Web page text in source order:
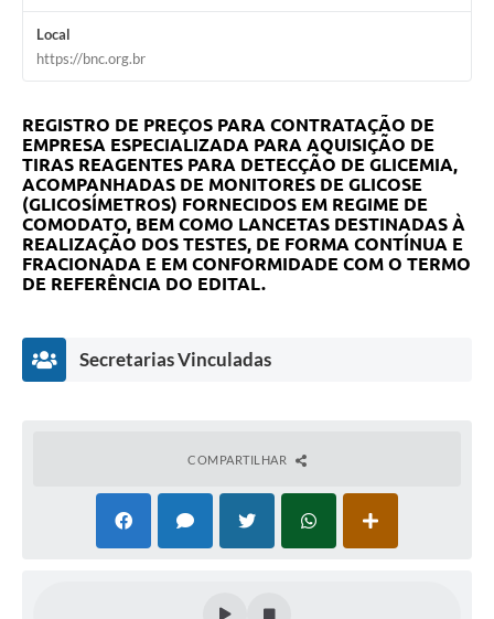
Local
https://bnc.org.br
REGISTRO DE PREÇOS PARA CONTRATAÇÃO DE
EMPRESA ESPECIALIZADA PARA AQUISIÇÃO DE
TIRAS REAGENTES PARA DETECÇÃO DE GLICEMIA,
ACOMPANHADAS DE MONITORES DE GLICOSE
(GLICOSÍMETROS) FORNECIDOS EM REGIME DE
COMODATO, BEM COMO LANCETAS DESTINADAS À
REALIZAÇÃO DOS TESTES, DE FORMA CONTÍNUA E
FRACIONADA E EM CONFORMIDADE COM O TERMO
DE REFERÊNCIA DO EDITAL.
Secretarias Vinculadas
COMPARTILHAR